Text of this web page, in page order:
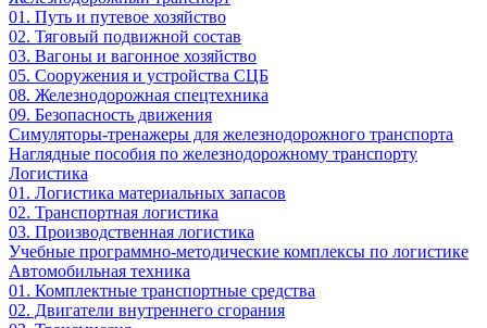
01. Путь и путевое хозяйство
02. Тяговый подвижной состав
03. Вагоны и вагонное хозяйство
05. Сооружения и устройства СЦБ
08. Железнодорожная спецтехника
09. Безопасность движения
Симуляторы-тренажеры для железнодорожного транспорта
Наглядные пособия по железнодорожному транспорту
Логистика
01. Логистика материальных запасов
02. Транспортная логистика
03. Производственная логистика
Учебные программно-методические комплексы по логистике
Автомобильная техника
01. Комплектные транспортные средства
02. Двигатели внутреннего сгорания